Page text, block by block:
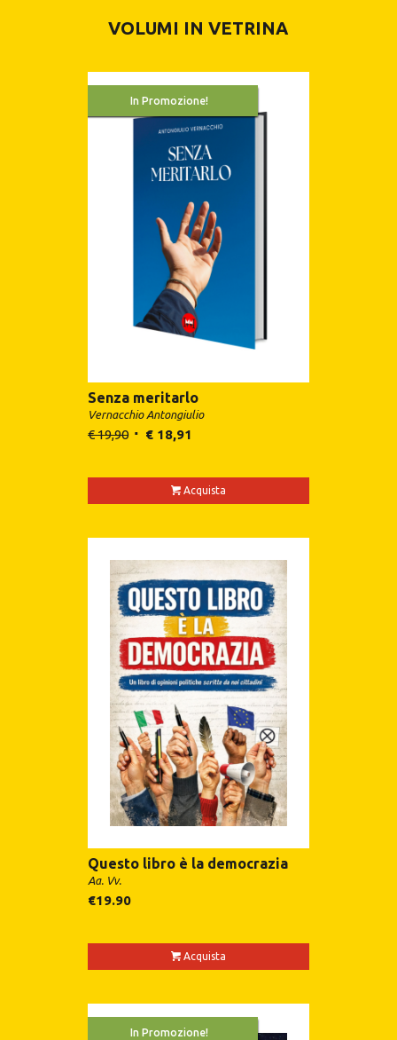
VOLUMI IN VETRINA
In Promozione!
Senza meritarlo
Vernacchio Antongiulio
€19,90 €18,91
Acquista
Questo libro è la democrazia
Aa. Vv.
€19.90
Acquista
In Promozione!